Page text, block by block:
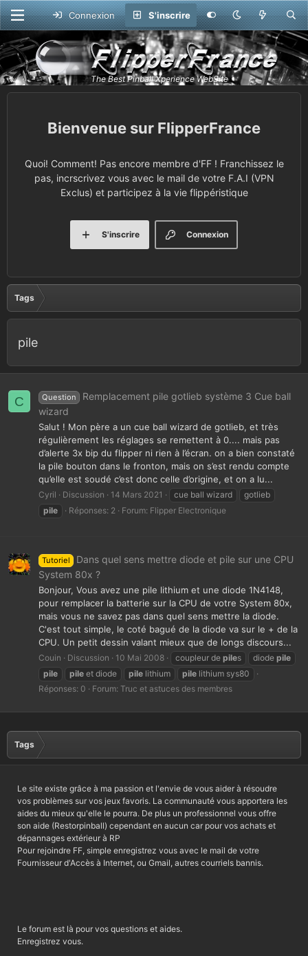
Connexion S'inscrire
FlipperFrance
Quoi! Comment! Pas encore membre d'FF ! Franchissez le
pas, incrscrivez vous avec le mail de votre F.A.I (VPN
Exclus) et participez à la vie flippéristique
Connexion
S'inscrire
Tags
pile
C Question
Remplacement pile gotlieb système 3 Cue ball
wizard
Salut ! Mon père a un cue ball wizard de gotlieb, et très
régulièrement les réglages se remettent à 0.... mais pas
d’alerte 3x bip du flipper ni rien à l’écran. on a bien constaté
la pile bouton dans le fronton, mais on s’est rendu compte
qu’elle est soudé c’est donc celle d’origine, et on a lu...
Cyril Discussion 14 Mars 2021 cue ball wizard
gotlieb
pile
Réponses: 2 Forum: Flipper Electronique
Tutoriel
Dans quel sens mettre diode et pile sur une CPU
System 80x ?
Bonjour, Vous avez une pile lithium et une diode 1N4148,
pour remplacer la batterie sur la CPU de votre System 80x,
mais vous ne savez pas dans quel sens mettre la diode.
C'est tout simple, le coté bagué de la diode va sur le + de la
CPU. Un petit dessin valant mieux que de longs discours...
Couin Discussion 10 Mai 2008 coupleur de piles diode pile
pile
pile et diode pile lithium pile lithium sys80
Réponses: 0
Forum: Truc et astuces des membres
Tags
Le site existe grâce à ma passion et l'envie de vous aider à résoudre
vos problèmes sur vos jeux favoris. La communauté vous apportera les
aides du mieux qu'elle le pourra. De plus un professionnel vous offre
son aide (Restorpinball) cependant en aucun car pour vos achats et
dépannages extérieur à RP
Pour rejoindre FF, simple enregistrez vous avec le mail de votre
Fournisseur d'Accès à Internet, ou Gmail, autres courriels bannis.
Le forum est là pour vos questions et aides.
Enregistrez vous.